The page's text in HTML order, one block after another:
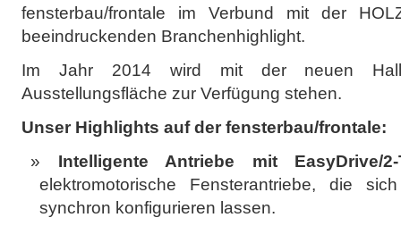
fensterbau/frontale im Verbund mit der
beeindruckenden Branchenhighlight.
Im Jahr 2014 wird mit der neuen
Ausstellungsfläche zur Verfügung stehen.
Unser Highlights auf der fensterbau/frontale:
Intelligente Antriebe mit EasyDrive/
elektromotorische Fensterantriebe, die
synchron konfigurieren lassen.